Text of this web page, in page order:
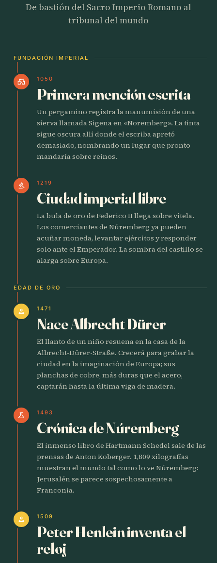
De bastión del Sacro Imperio Romano al
tribunal del mundo
FUNDACIÓN IMPERIAL
castle 1050
Primera mención escrita
Un pergamino registra la manumisión de una
sierva llamada Sigena en «Noremberg». La tinta
sigue oscura allí donde el escriba apretó
demasiado, nombrando un lugar que pronto
mandaría sobre reinos.
gavel 1219
Ciudad imperial libre
La bula de oro de Federico II llega sobre vitela.
Los comerciantes de Núremberg ya pueden
acuñar moneda, levantar ejércitos y responder
solo ante el Emperador. La sombra del castillo se
alarga sobre Europa.
EDAD DE ORO
person 1471
Nace Albrecht Dürer
El llanto de un niño resuena en la casa de la
Albrecht-Dürer-Straße. Crecerá para grabar la
ciudad en la imaginación de Europa; sus
planchas de cobre, más duras que el acero,
captarán hasta la última viga de madera.
science 1493
Crónica de Núremberg
El inmenso libro de Hartmann Schedel sale de las
prensas de Anton Koberger. 1,809 xilografías
muestran el mundo tal como lo ve Núremberg:
Jerusalén se parece sospechosamente a
Franconia.
person 1509
Peter Henlein inventa el
reloj